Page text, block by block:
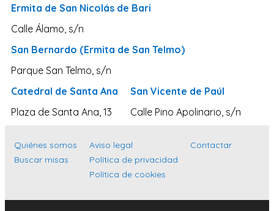
Sevilla
La Coruña
Santa Cruz de Tenerife
Cantabria
Islas Baleares
Las Palmas
Alicante
Zaragoza
Ermita de San Nicolás de Bari
Calle Álamo, s/n
San Bernardo (Ermita de San Telmo)
Parque San Telmo, s/n
Catedral de Santa Ana
Plaza de Santa Ana, 13
San Vicente de Paúl
Calle Pino Apolinario, s/n
Quiénes somos
Buscar misas
Aviso legal
Política de privacidad
Política de cookies
Contactar